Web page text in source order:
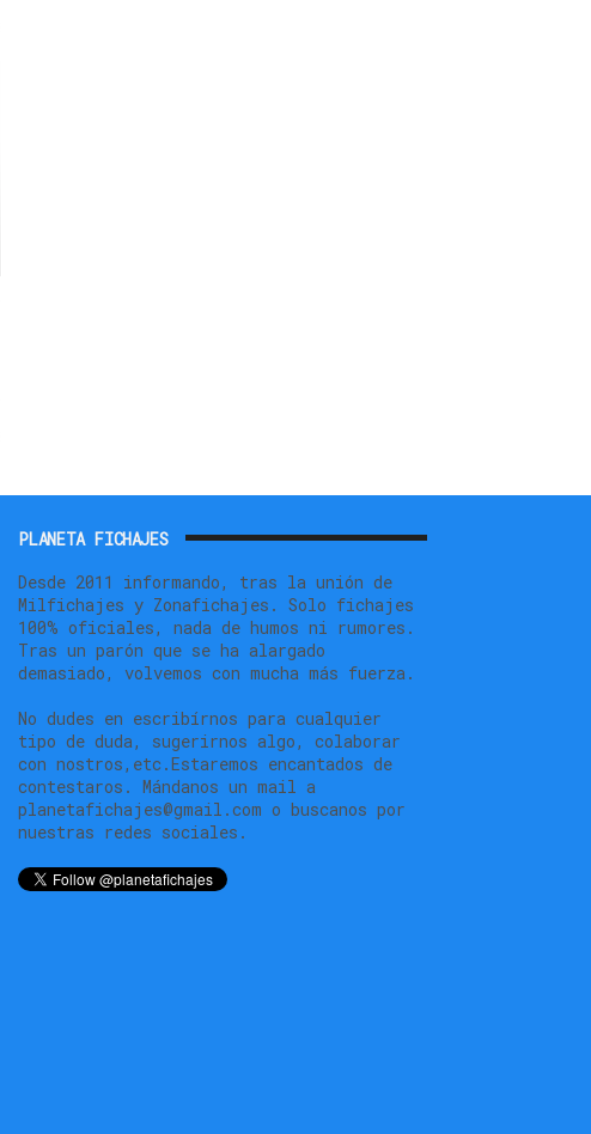
PLANETA FICHAJES
Desde 2011 informando, tras la unión de
Milfichajes y Zonafichajes. Solo fichajes
100% oficiales, nada de humos ni rumores.
Tras un parón que se ha alargado
demasiado, volvemos con mucha más fuerza.
No dudes en escribírnos para cualquier
tipo de duda, sugerirnos algo, colaborar
con nostros,etc.Estaremos encantados de
contestaros. Mándanos un mail a
planetafichajes@gmail.com o buscanos por
nuestras redes sociales.